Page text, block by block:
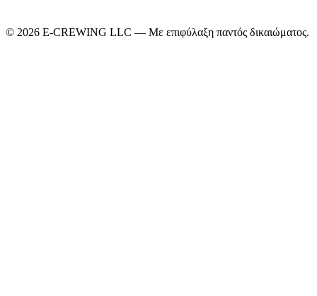
© 2026 E-CREWING LLC — Με επιφύλαξη παντός δικαιώματος.